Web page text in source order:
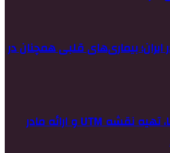
ایران؛ بیماری‌های قلبی همچنان در
جزئیات ثبت ادعا، تهیه نقشه UTM و ارائه مادر